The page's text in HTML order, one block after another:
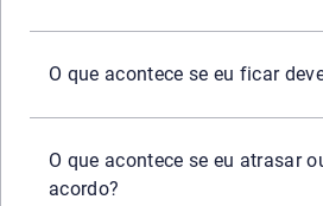
O que acontece se eu ficar
Se você já renegociou e não
O que acontece se eu atrasar
acordo?
Consequências podem incluir